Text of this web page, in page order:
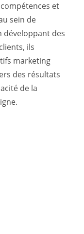
et
sein de
développant des
ils
marketing
des résultats
de la